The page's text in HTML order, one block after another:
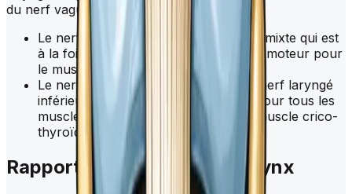
du nerf vague.
Le nerf laryngé supérieur est un nerf mixte qui est
à la fois sensitif pour tout le
et moteur pour
le muscle crico-thyroïdien.
Le nerf récurrent, également appelé nerf laryngé
inférieur, est principalement moteur pour tous les
muscles du
larynx
, à l'exception du muscle crico-
thyroïdien.
Rapports anatomique du larynx